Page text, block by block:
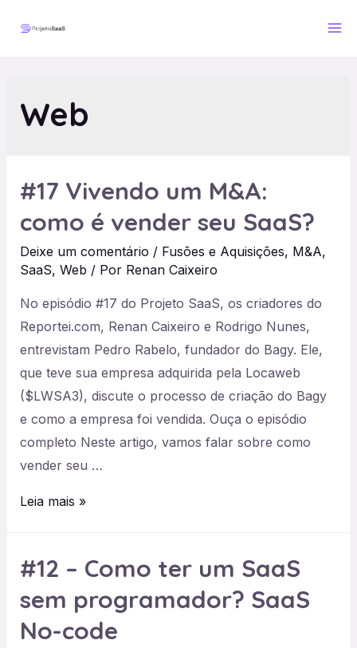
para
Web
#17 Vivendo um M&A:
como é vender seu SaaS?
Deixe um comentário / Fusões e Aquisições, M&A,
SaaS, Web / Por Renan Caixeiro
No episódio #17 do Projeto SaaS, os criadores do
Reportei.com, Renan Caixeiro e Rodrigo Nunes,
entrevistam Pedro Rabelo, fundador do Bagy. Ele,
que teve sua empresa adquirida pela Locaweb
($LWSA3), discute o processo de criação do Bagy
e como a empresa foi vendida. Ouça o episódio
completo Neste artigo, vamos falar sobre como
vender seu …
#17
M&A:
como
vender
Leia mais »
#12 – Como ter um SaaS
sem programador? SaaS
No-code